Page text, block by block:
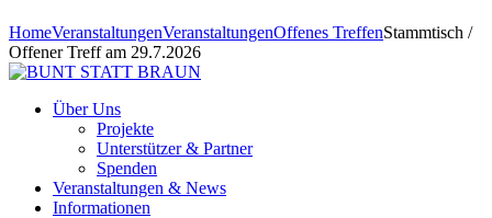
HomeVeranstaltungenVeranstaltungenOffenes TreffenStammtisch /
Offener Treff am 29.7.2026
Über Uns
Projekte
Unterstützer & Partner
Spenden
Veranstaltungen & News
Informationen